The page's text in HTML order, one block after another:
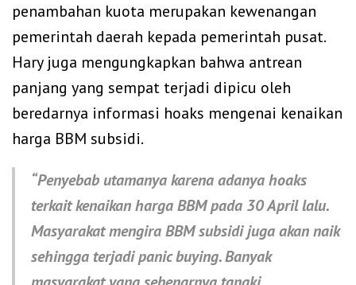
penambahan kuota merupakan kewenangan
pemerintah daerah kepada pemerintah pusat.
Hary juga mengungkapkan bahwa antrean
panjang yang sempat terjadi dipicu oleh
beredarnya informasi hoaks mengenai kenaikan
harga BBM subsidi.
“Penyebab utamanya karena adanya hoaks
terkait kenaikan harga BBM pada 30 April lalu.
Masyarakat mengira BBM subsidi juga akan naik
sehingga terjadi panic buying. Banyak